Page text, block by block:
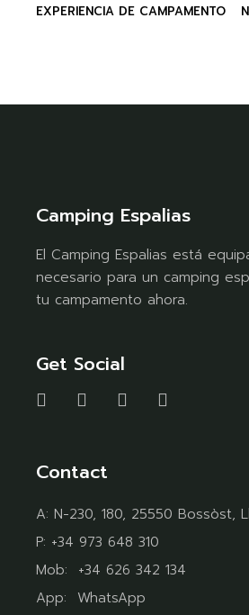
EXPERIENCIA DE CAMPAMENTO
Camping Espalias
El Camping Espalias está
necesario para un camping
tu campamento ahora.
Get Social
Contact
A:N-230, 180, 25550 Bossòst,
P: +34 973 648 310
Mob: +34 626 342 134
App: WhatsApp